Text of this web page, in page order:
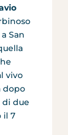
San
vivo
dopo
di due
il 7